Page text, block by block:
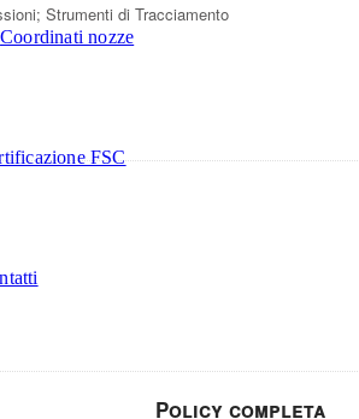
Coordinati nozze
FSC
Strumenti di Tracciamento
Policy completa